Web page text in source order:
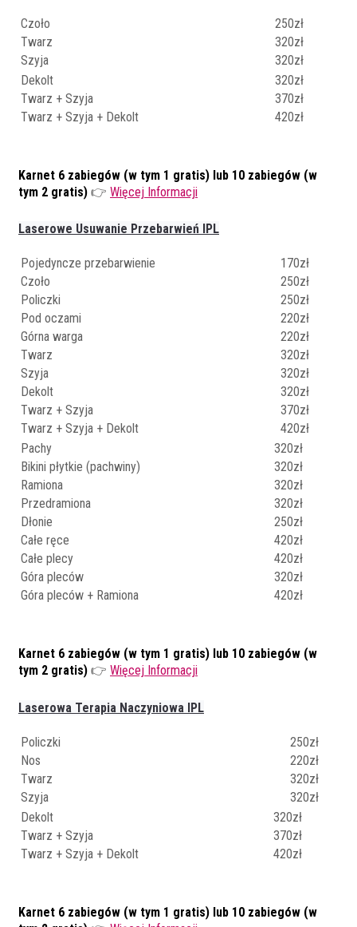
Czoło
250zł
Twarz
320zł
Szyja
320zł
Dekolt
320zł
Twarz + Szyja
370zł
Twarz + Szyja + Dekolt
420zł
Karnet 6 zabiegów (w tym 1 gratis) lub 10 zabiegów (w
tym 2 gratis) 👉 Więcej Informacji
Laserowe Usuwanie Przebarwień IPL
Pojedyncze przebarwienie
170zł
Czoło
250zł
Policzki
250zł
Pod oczami
220zł
Górna warga
220zł
Twarz
320zł
Szyja
320zł
Dekolt
320zł
Twarz + Szyja
370zł
Twarz + Szyja + Dekolt
420zł
Pachy
320zł
Bikini płytkie (pachwiny)
320zł
Ramiona
320zł
Przedramiona
320zł
Dłonie
250zł
Całe ręce
420zł
Całe plecy
420zł
Góra pleców
320zł
Góra pleców + Ramiona
420zł
Karnet 6 zabiegów (w tym 1 gratis) lub 10 zabiegów (w
tym 2 gratis) 👉 Więcej Informacji
Laserowa Terapia Naczyniowa IPL
Policzki
250zł
Nos
220zł
Twarz
320zł
Szyja
320zł
Dekolt
320zł
Twarz + Szyja
370zł
Twarz + Szyja + Dekolt
420zł
Karnet 6 zabiegów (w tym 1 gratis) lub 10 zabiegów (w